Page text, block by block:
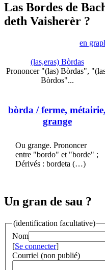
Las Bordes de
deth Vaisherèr ?
en
(las,eras) Bòrdas
Prononcer "(las) Bòrdas",
Bòrdos"...
bòrda / ferme, métairie,
grange
Ou grange. Prononcer
entre "bordo" et "borde" ;
Dérivés : bordeta (…)
Un gran de sau ?
(identification facultative)
Nom
[Se connecter]
Courriel (non publié)